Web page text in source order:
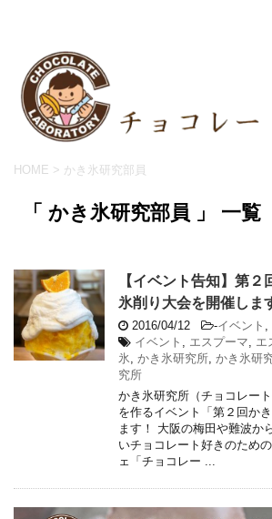
HOME > かき氷研究部員
「 かき氷研究部員 」 一覧
【イベント告知】第２
氷削り大会を開催しま
2016/04/12 -イベント
イベント
エスプーマ エ
氷 かき氷研究所 かき氷研
究所
かき氷研究所（チョコレー
を作るイベント「第２回か
ます！ 大阪の梅田や難波か
いチョコレート好きのため
ェ「チョコレー ...